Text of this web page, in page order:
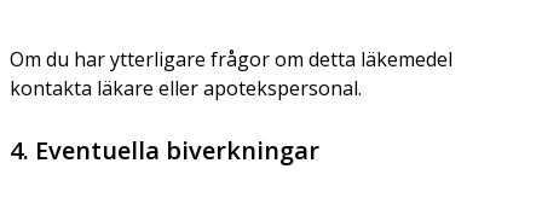
Om du har ytterligare frågor om detta läkemedel
kontakta läkare eller apotekspersonal.
4. Eventuella biverkningar